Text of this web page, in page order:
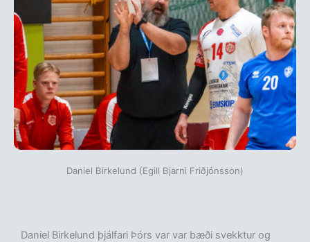
Daniel Birkelund (Egill Bjarni Friðjónsson)
Daniel Birkelund þjálfari Þórs var var bæði svekktur og